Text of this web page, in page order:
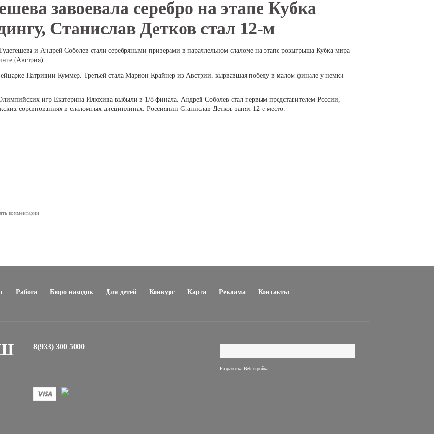
завоевала серебро на этапе Кубка
Станислав Детков стал 12-м
и Андрей Соболев стали серебряными призерами в параллельном слаломе на этапе розыгрыша Кубка мира
(Австрия).
Патриции Куммер. Третьей стала Марион Крайнер из Австрии, вырвавшая победу в малом финале у немки
игр Екатерина Илюхина выбыли в 1/8 финала. Андрей Соболев стал первым представителем России,
соревнованиях в слаломных дисциплинах. Россиянин Станислав Детков занял 12-е место.
комментарии
Работа Бюро находок Для детей Конкурс Карта Реклама Контакты
8(933) 300 5000
Разработка Веб-стройка
Форма поиска